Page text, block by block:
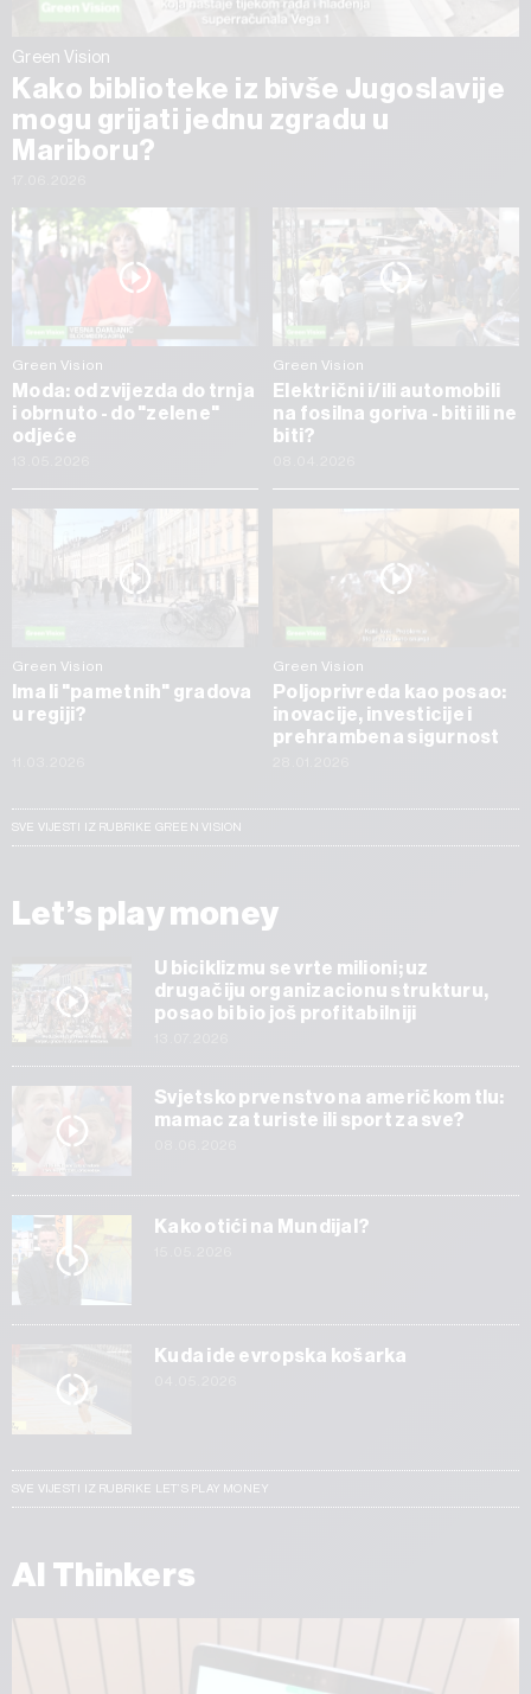
Green Vision
Kako biblioteke iz bivše Jugoslavije
mogu grijati jednu zgradu u
Mariboru?
Green Vision
Moda: od zvijezda do trnja
i obrnuto - do "zelene"
odjeće
Green Vision
Električni i/ili automobili
na fosilna goriva - biti ili ne
biti?
Green Vision
Ima li "pametnih" gradova
u regiji?
Green Vision
Poljoprivreda kao posao:
inovacije, investicije i
prehrambena sigurnost
SVE VIJESTI IZ RUBRIKE GREEN VISION
Let’s play money
U biciklizmu se vrte milioni; uz
drugačiju organizacionu strukturu,
posao bi bio još profitabilniji
Svjetsko prvenstvo na američkom tlu:
mamac za turiste ili sport za sve?
Kako otići na Mundijal?
Kuda ide evropska košarka
SVE VIJESTI IZ RUBRIKE LET’S PLAY MONEY
AI Thinkers